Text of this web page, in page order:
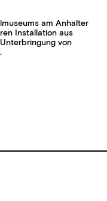
am Anhalter
Installation aus
von